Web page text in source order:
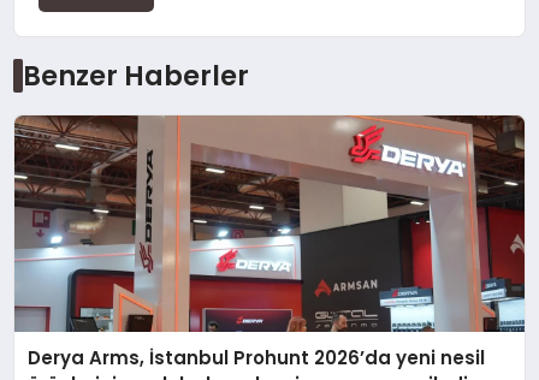
Benzer Haberler
Derya Arms, İstanbul Prohunt 2026’da yeni nesil